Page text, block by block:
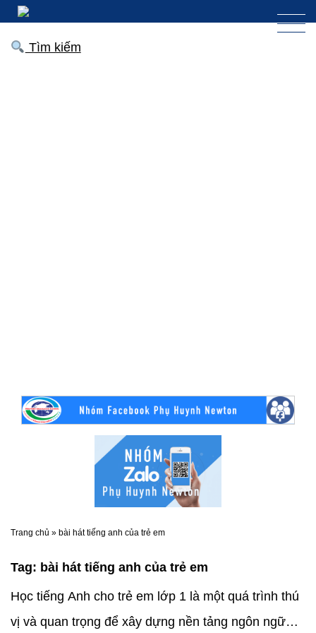
Tìm kiếm
Trang chủ » bài hát tiếng anh của trẻ em
Tag: bài hát tiếng anh của trẻ em
Học tiếng Anh cho trẻ em lớp 1 là một quá trình thú
vị và quan trọng để xây dựng nền tảng ngôn ngữ